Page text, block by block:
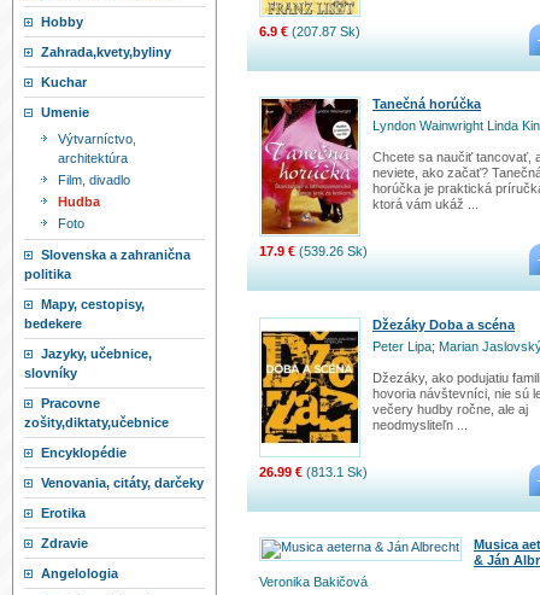
Hobby
Zahrada,kvety,byliny
Kuchar
Umenie
Výtvarníctvo,
architektúra
Film, divadlo
Hudba
Foto
Slovenska a zahranična
politika
Mapy, cestopisy,
bedekere
Jazyky, učebnice,
slovníky
Pracovne
zošity,diktaty,učebnice
Encyklopédie
Venovania, citáty, darčeky
Erotika
Zdravie
Angelologia
6.9 € (207.87 Sk)
Tanečná horúčka
Lyndon Wainwright Linda
Chcete sa naučiť tancovať,
neviete, ako začať?
horúčka je praktická
ktorá vám ukáž ...
17.9 € (539.26 Sk)
Džezáky Doba a scéna
Peter Lipa; Marian
Džezáky, ako podujatiu
hovoria návštevníci, nie sú
večery hudby ročne, ale aj
neodmysliteľn ...
26.99 € (813.1 Sk)
Musica
& Ján
Veronika Bakičová